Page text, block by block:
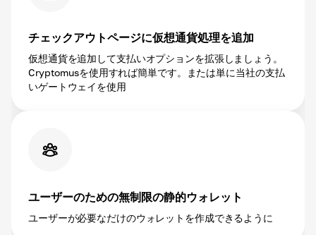
チェックアウトページに仮想通貨処理を追加
仮想通貨を追加して支払いオプションを拡張しましょう。
Cryptomusを使用すれば簡単です。または単に当社の支払
いゲートウェイを使用
ユーザーのための無制限の静的ウォレット
ユーザーが必要なだけのウォレットを作成できるように